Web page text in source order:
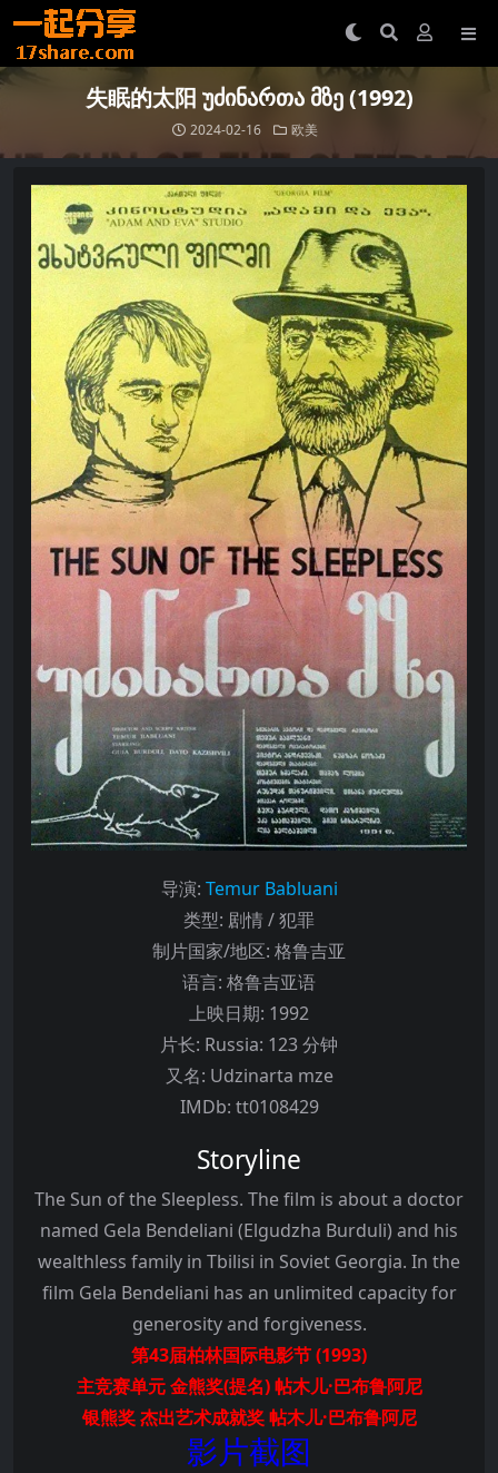
失眠的太阳 უძინართა მზე (1992)
2024-02-16 欧美
导演: Temur Babluani
类型: 剧情 / 犯罪
制片国家/地区: 格鲁吉亚
语言: 格鲁吉亚语
上映日期: 1992
片长: Russia: 123 分钟
又名: Udzinarta mze
IMDb: tt0108429
Storyline
The Sun of the Sleepless. The film is about a doctor
named Gela Bendeliani (Elgudzha Burduli) and his
wealthless family in Tbilisi in Soviet Georgia. In the
film Gela Bendeliani has an unlimited capacity for
generosity and forgiveness.
第43届柏林国际电影节 (1993)
主竞赛单元 金熊奖(提名) 帖木儿·巴布鲁阿尼
银熊奖 杰出艺术成就奖 帖木儿·巴布鲁阿尼
影片截图